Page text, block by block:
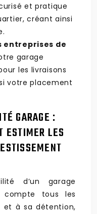
et pratique
créant ainsi
entreprises de
garage
les livraisons
votre placement
GARAGE :
ESTIMER LES
d’un garage
compte tous les
et à sa détention,